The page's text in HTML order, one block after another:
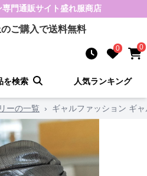
専門通販サイト盛れ服商店
ご購入で送料無料
0 0
を検索 人気ランキング
ーの一覧 › ギャルファッション ギ